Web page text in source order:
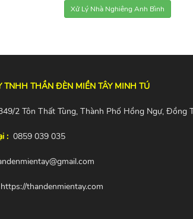
Xử Lý Nhà Nghiêng Anh Bình
TNHH THẦN ĐÈN MIỀN TÂY MINH TÚ
2 Tôn Thất Tùng, Thành Phố Hồng Ngự, Đồng
: 0859 039 035
https://thandenmientay.com